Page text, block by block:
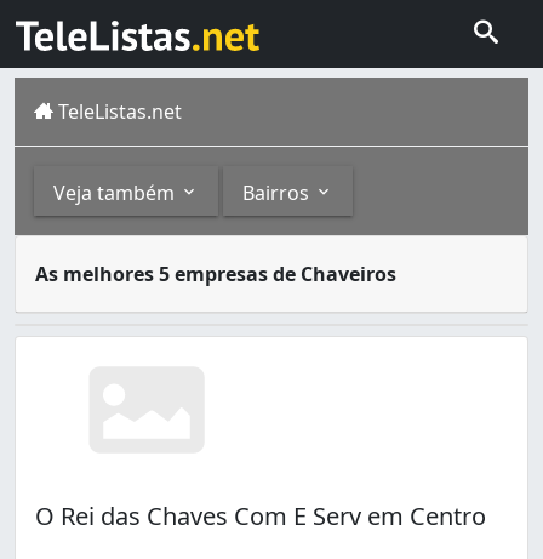
TeleListas.net
Veja também Bairros
As melhores 5 empresas de Chaveiros
Itabuna é um município do sul da Bahia. Seu nome te
O Rei das Chaves Com E Serv em Centro